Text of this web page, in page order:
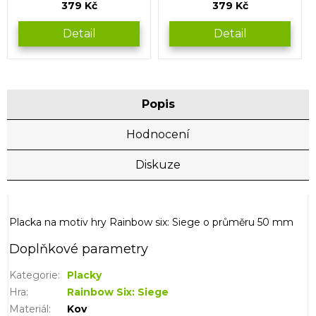
379 Kč
Detail
379 Kč
Detail
Popis
Hodnocení
Diskuze
Placka na motiv hry Rainbow six: Siege o průměru 50 mm
Doplňkové parametry
Kategorie:
Placky
Hra:
Rainbow Six: Siege
Materiál :
Kov